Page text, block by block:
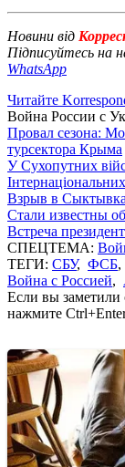
Новини від
Підписуйтесь на
WhatsApp
Читайте
Война России с
Провал сезона:
турсектора Крыма
У Сухопутних
Взрыв в
Стали известны
Встреча
СПЕЦТЕМА:
ТЕГИ: СБУ, ФСБ,
Война с Россией,
Если вы заметили
нажмите